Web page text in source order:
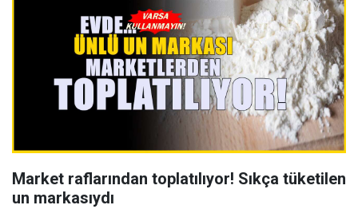
Market raflarından toplatılıyor! Sıkça tüketilen
un markasıydı